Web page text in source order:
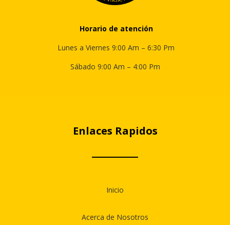
Horario de atención
Lunes a Viernes 9:00 Am – 6:30 Pm
Sábado 9:00 Am – 4:00 Pm
Enlaces Rapidos
Inicio
Acerca de Nosotros